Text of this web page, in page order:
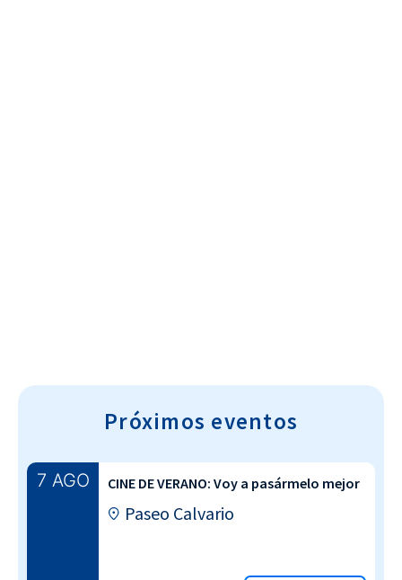
Próximos eventos
7 AGO CINE DE VERANO: Voy a pasármelo mejor
Paseo Calvario